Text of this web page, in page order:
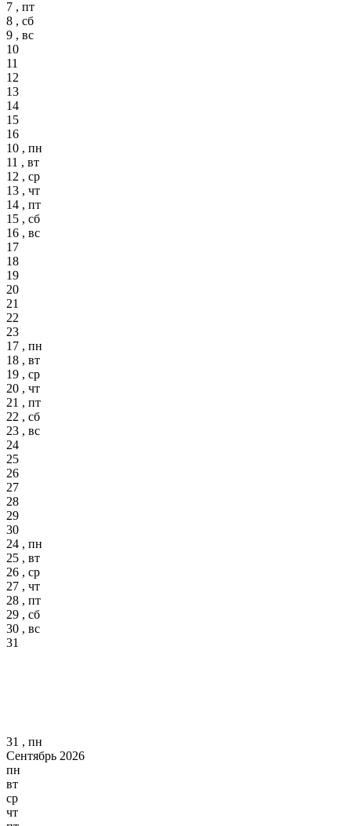
7 , пт
8 , сб
9 , вс
10
11
12
13
14
15
16
10 , пн
11 , вт
12 , ср
13 , чт
14 , пт
15 , сб
16 , вс
17
18
19
20
21
22
23
17 , пн
18 , вт
19 , ср
20 , чт
21 , пт
22 , сб
23 , вс
24
25
26
27
28
29
30
24 , пн
25 , вт
26 , ср
27 , чт
28 , пт
29 , сб
30 , вс
31
31 , пн
Сентябрь 2026
пн
вт
ср
чт